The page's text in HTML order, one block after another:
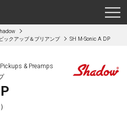
クアップ＆プリアンプ
SH M-Sonic A DP
& Preamps